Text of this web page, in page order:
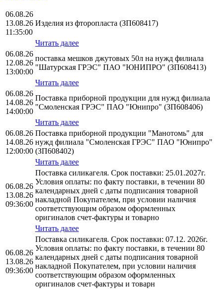
06.08.26
13.08.26
11:35:00
Изделия из фторопласта (ЗП608417)
Читать далее
06.08.26
12.08.26
13:00:00
поставка мешков джутовых 50л на нужд филиала
"Шатурская ГРЭС" ПАО "ЮНИПРО" (ЗП608413)
Читать далее
06.08.26
14.08.26
14:00:00
Поставка приборной продукции для нужд филиала
"Смоленская ГРЭС" ПАО "Юнипро" (ЗП608406)
Читать далее
06.08.26
14.08.26
12:00:00
Поставка приборной продукции "Манотомь" для
нужд филиала "Смоленская ГРЭС" ПАО "Юнипро"
(ЗП608402)
Читать далее
06.08.26
13.08.26
09:36:00
Поставка силикагеля. Срок поставки: 25.01.2027г.
Условия оплаты: по факту поставки, в течении 80
календарных дней с даты подписания товарной
накладной Покупателем, при условии наличия
соответствующим образом оформленных
оригиналов счет-фактуры и товарно
Читать далее
06.08.26
13.08.26
09:36:00
Поставка силикагеля. Срок поставки: 07.12. 2026г.
Условия оплаты: по факту поставки, в течении 80
календарных дней с даты подписания товарной
накладной Покупателем, при условии наличия
соответствующим образом оформленных
оригиналов счет-фактуры и товарн